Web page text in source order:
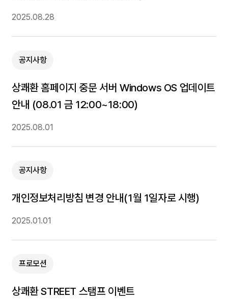
2025.08.28
공지사항
상쾌환 홈페이지 중문 서버 Windows OS 업데이트
안내 (08.01 금 12:00~18:00)
2025.08.01
공지사항
개인정보처리방침 변경 안내(1월 1일자로 시행)
2025.01.01
프로모션
상쾌환 STREET 스탬프 이벤트